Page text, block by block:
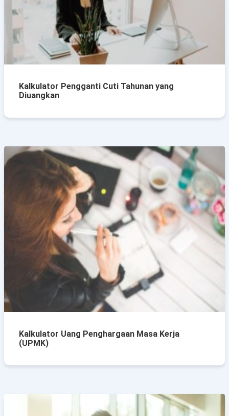
Kalkulator Pengganti Cuti Tahunan yang
Diuangkan
Kalkulator Uang Penghargaan Masa Kerja
(UPMK)